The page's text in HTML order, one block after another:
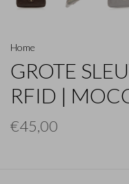
Home
GROTE
RFID |
€45,00